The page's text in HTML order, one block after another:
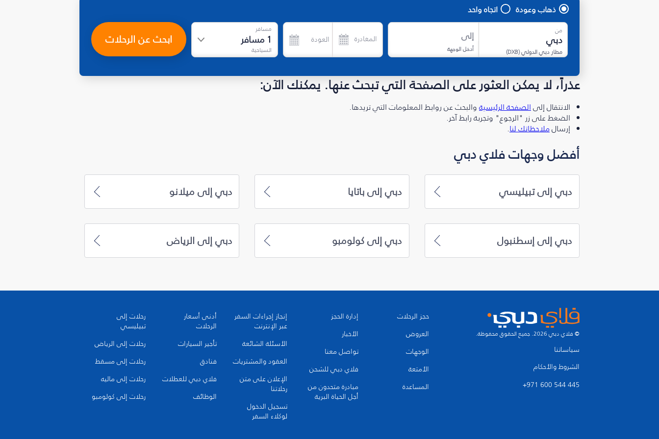
ذهاب وعودة اتجاه واحد
من
مطار دبي الدولي(
DXB
)
إلى
أدخل الوجهة
المغادرة العودة
مسافر
1 مسافر
السياحية
ابحث عن الرحلات
عذراً، لا يمكن العثور على الصفحة التي تبحث عنها. يمكنك الآن:
الانتقال إلى الصفحة الرئيسية والبحث عن روابط المعلومات التي تريدها.
الضغط على زر "الرجوع" وتجربة رابط آخر.
إرسالملاحظاتك لنا.
أفضل وجهات فلاي دبي
دبي إلى تبيليسي دبي إلى باتايا دبي إلى ميلانو
دبي إلى إسطنبول دبي إلى كولومبو دبي إلى الرياض
© فلاي دبي 2026. جميع الحقوق محفوظة.
سياساتنا
الشروط والأحكام
+971 600 544 445
حجز الرحلات
العروض
الوجهات
الأمتعة
المساعدة
إدارة الحجز
الأخبار
تواصل معنا
فلاي دبي للشحن
مبادرة متحدون من
أجل الحياة البرية
إنجاز إجراءات السفر
عبر الإنترنت
الأسئلة الشائعة
العقود والمشتريات
الإعلان على متن
رحلاتنا
تسجيل الدخول
لوكلاء السفر
أدنى أسعار
الرحلات
تأجير السيارات
فنادق
فلاي دبي للعطلات
الوظائف
رحلات إلى
تبيليسي
رحلات إلى الرياض
رحلات إلى مسقط
رحلات إلى ماليه
رحلات إلى كولومبو